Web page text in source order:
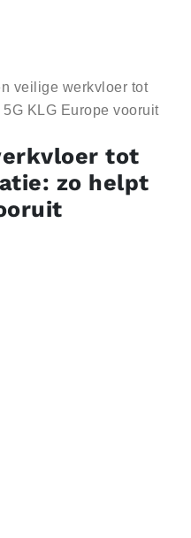
veilige werkvloer tot
KLG Europe vooruit
tot
zo helpt